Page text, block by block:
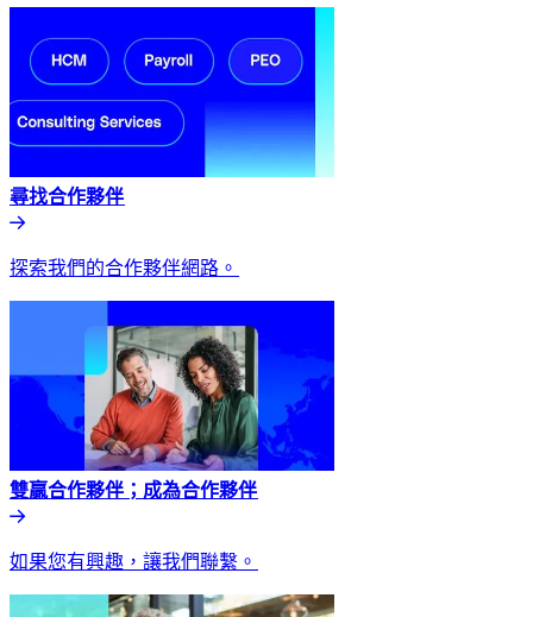
尋找合作夥伴​​
探索我們的合作夥伴網路。​​
雙贏合作夥伴；成為合作夥伴​​
如果您有興趣，讓我們聯繫。​​